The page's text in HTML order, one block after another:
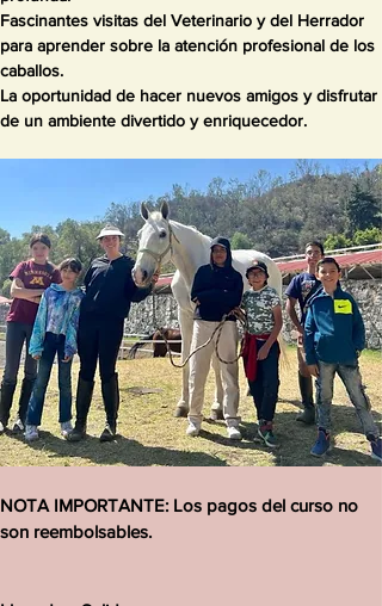
Fascinantes visitas del Veterinario y del Herrador
para aprender sobre la atención profesional de los
caballos.
La oportunidad de hacer nuevos amigos y disfrutar
de un ambiente divertido y enriquecedor.
NOTA IMPORTANTE: Los pagos del curso no
son reembolsables.